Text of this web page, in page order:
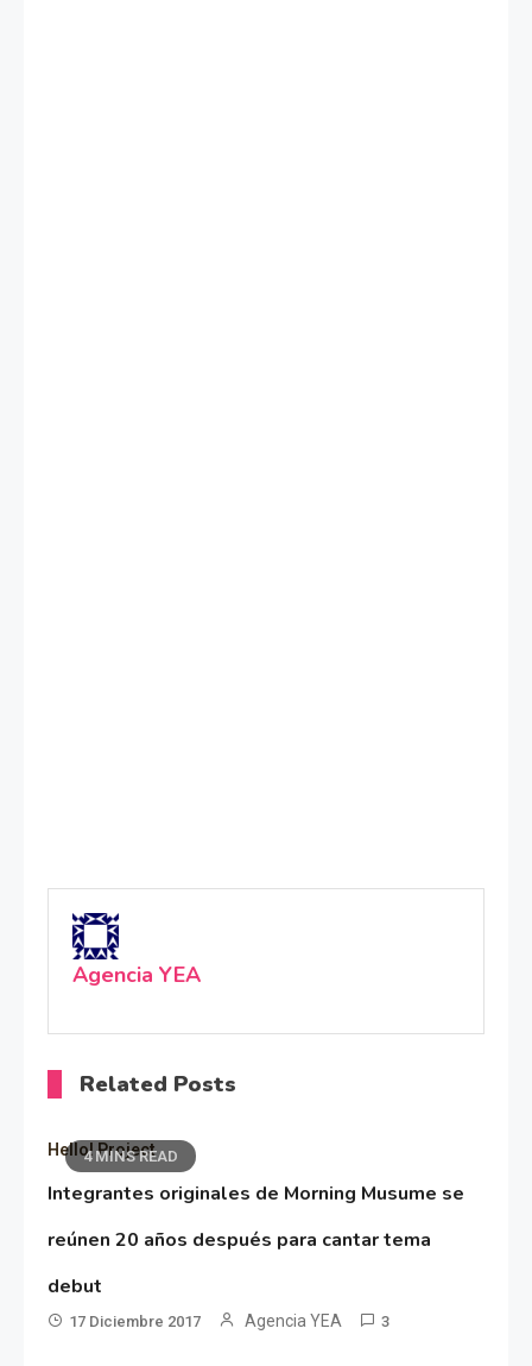
Agencia YEA
Related Posts
4 MINS READ
Hello! Project
Integrantes originales de Morning Musume se
reúnen 20 años después para cantar tema
debut
17 Diciembre 2017 Agencia YEA 3